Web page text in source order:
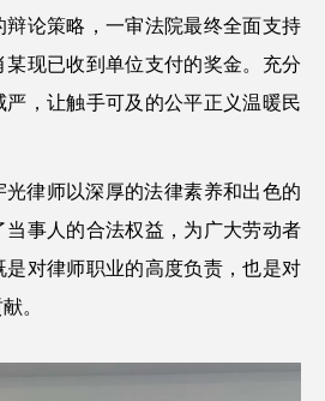
论策略，一审法院最终全面支持
现已收到单位支付的奖金。充分
，让触手可及的公平正义温暖民
光律师以深厚的法律素养和出色的
事人的合法权益，为广大劳动者
对律师职业的高度负责，也是对
。